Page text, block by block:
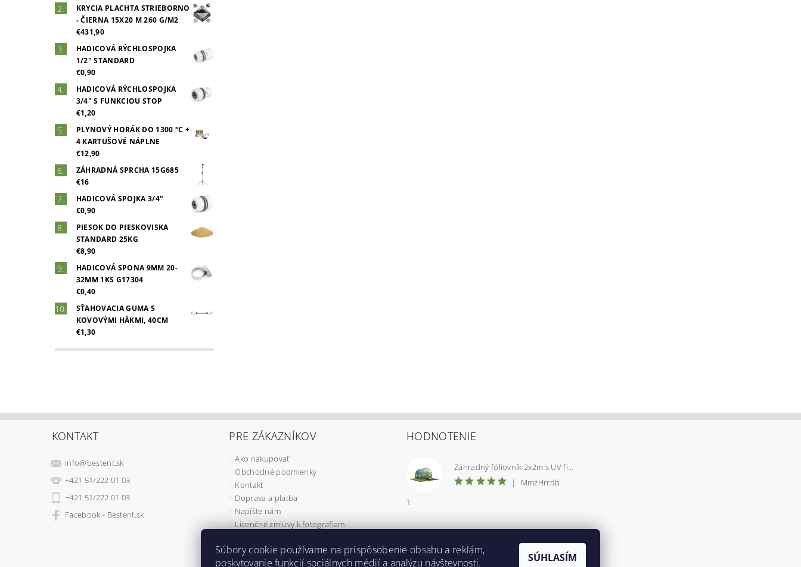
KRYCIA PLACHTA STRIEBORNO
- ČIERNA 15X20 M 260 G/M2
€431,90
HADICOVÁ RÝCHLOSPOJKA
1/2" STANDARD
€0,90
HADICOVÁ RÝCHLOSPOJKA
3/4" S FUNKCIOU STOP
€1,20
PLYNOVÝ HORÁK DO 1300 °C +
4 KARTUŠOVÉ NÁPLNE
€12,90
ZÁHRADNÁ SPRCHA 15G685
€16
HADICOVÁ SPOJKA 3/4"
€0,90
PIESOK DO PIESKOVISKA
STANDARD 25KG
€8,90
HADICOVÁ SPONA 9MM 20-
32MM 1KS G17304
€0,40
SŤAHOVACIA GUMA S
KOVOVÝMI HÁKMI, 40CM
€1,30
KONTAKT
info@bestent.sk
+421 51/222 01 03
+421 51/222 01 03
Facebook - Bestent.sk
PRE ZÁKAZNÍKOV
Ako nakupovať
Obchodné podmienky
Kontakt
Doprava a platba
Napíšte nám
Licenčné zmluvy k fotografiam
REKLAMÁCIA / VRÁTENIE TOVARU
Ako funguje Packeta?
HODNOTENIE
Záhradný fóliovník 2x2m s UV filtrom STANDARD
|
MmzHrrdb
1
Súbory cookie používame na prispôsobenie obsahu a reklám,
poskytovanie funkcií sociálnych médií a analýzu návštevnosti.
SÚHLASÍM